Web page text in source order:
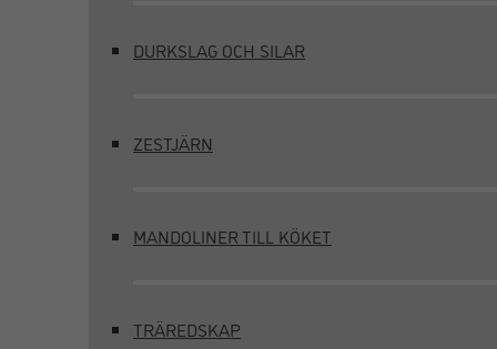
DURKSLAG OCH SILAR
ZESTJÄRN
MANDOLINER TILL KÖKET
TRÄREDSKAP